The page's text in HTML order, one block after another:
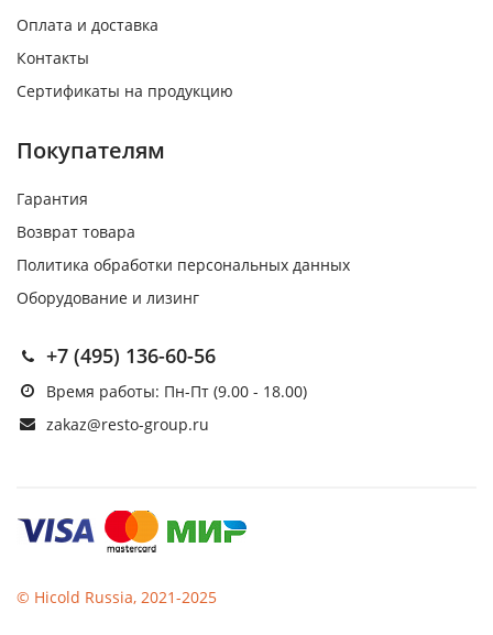
Оплата и доставка
Контакты
Сертификаты на продукцию
Покупателям
Гарантия
Возврат товара
Политика обработки персональных данных
Оборудование и лизинг
+7 (495) 136-60-56
Время работы: Пн-Пт (9.00 - 18.00)
zakaz@resto-group.ru
© Hicold Russia, 2021-2025